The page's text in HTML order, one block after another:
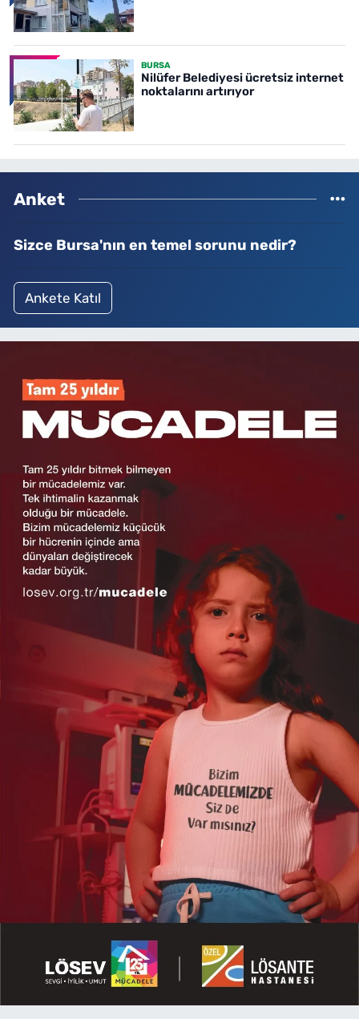
BURSA
Nilüfer Belediyesi ücretsiz internet
noktalarını artırıyor
Anket
Sizce Bursa'nın en temel sorunu nedir?
Ankete Katıl